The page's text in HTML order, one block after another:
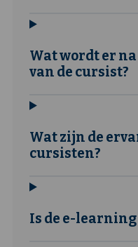
Wat wordt er
van de cursist?
Wat zijn de
cursisten?
Is de e-